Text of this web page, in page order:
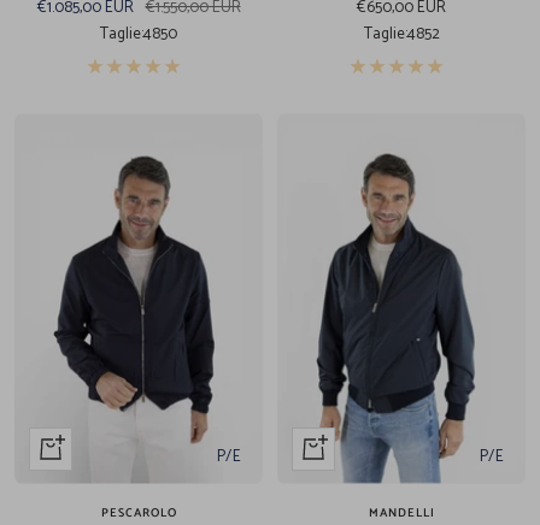
Prezzo
€1.085,00 EUR Prezzo
regolare
€1.550,00 EUR
Taglie:4850
Prezzo
di
vendita
€650,00 EUR
Taglie:4852
P/E
Acquista
veloce
PESCAROLO
P/E
Acquista
MANDELLI